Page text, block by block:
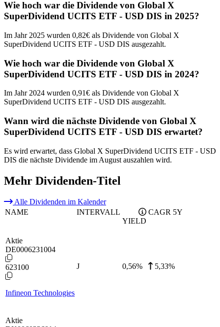
Wie hoch war die Dividende von Global X
SuperDividend UCITS ETF - USD DIS in 2025?
Im Jahr 2025 wurden 0,82€ als Dividende von Global X
SuperDividend UCITS ETF - USD DIS ausgezahlt.
Wie hoch war die Dividende von Global X
SuperDividend UCITS ETF - USD DIS in 2024?
Im Jahr 2024 wurden 0,91€ als Dividende von Global X
SuperDividend UCITS ETF - USD DIS ausgezahlt.
Wann wird die nächste Dividende von Global X
SuperDividend UCITS ETF - USD DIS erwartet?
Es wird erwartet, dass Global X SuperDividend UCITS ETF - USD
DIS die nächste Dividende im August auszahlen wird.
Mehr Dividenden-Titel
Alle Dividenden im Kalender
NAME
INTERVALL
YIELD
CAGR 5Y
Aktie
DE0006231004
623100
Infineon Technologies
J 0,56% 5,33%
Aktie